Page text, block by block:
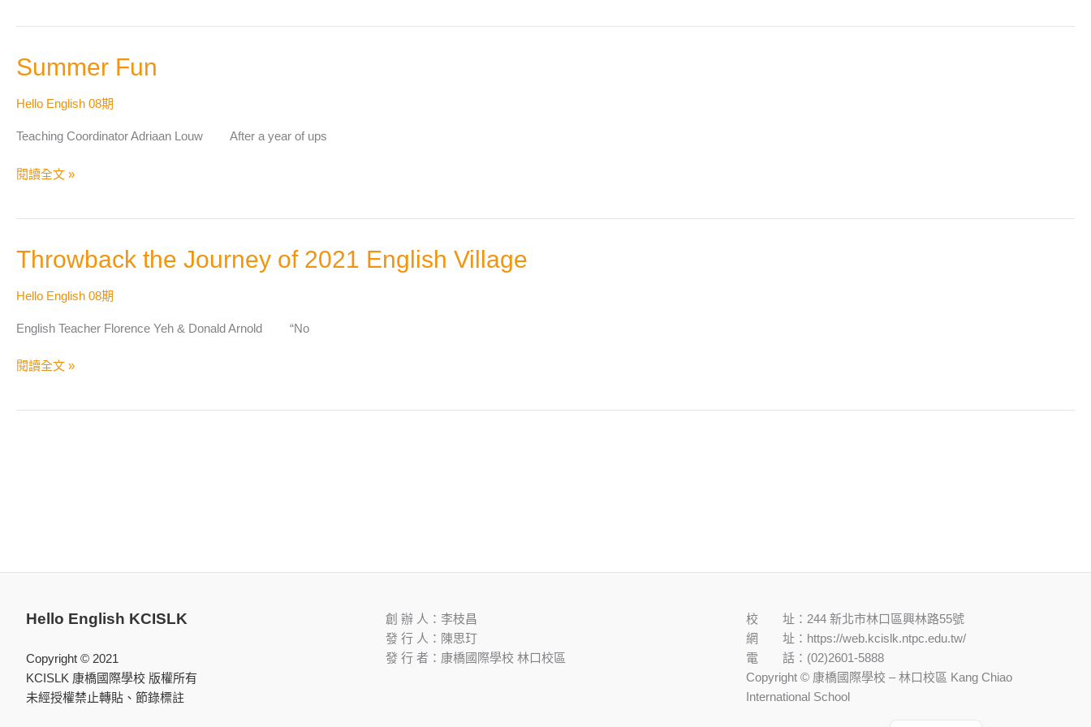
Summer Fun
Hello English 08期
Teaching Coordinator Adriaan Louw After a year of ups
Summer
Fun
閱讀全文 »
Throwback the Journey of 2021 English Village
Hello English 08期
English Teacher Florence Yeh & Donald Arnold “No
Throwback
the
Journey
2021
Village
閱讀全文 »
Hello English KCISLK
Copyright © 2021
KCISLK 康橋國際學校 版權所有
未經授權禁止轉貼、節錄標註
創 辦 人：李枝昌
發 行 人：陳思玎
發 行 者：康橋國際學校 林口校區
校 址：244 新北市林口區興林路55號
網 址：https://web.kcislk.ntpc.edu.tw/
電 話：(02)2601-5888
Copyright © 康橋國際學校 – 林口校區 Kang Chiao
International School